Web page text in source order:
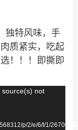
独特风味，手
质紧实，吃起
！！！即撕即
not
p/2/e/6/t/1/